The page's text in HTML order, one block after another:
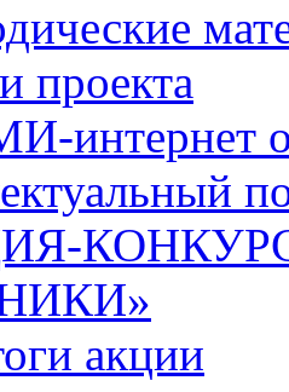
проекта
интернет
акции